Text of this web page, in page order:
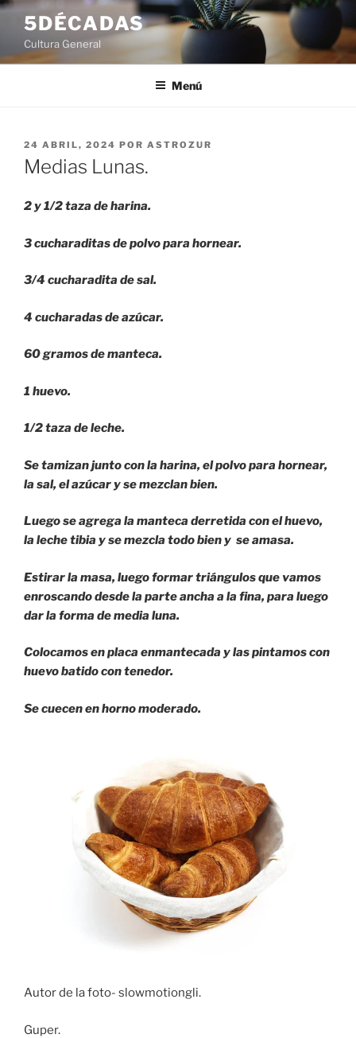
Saltar
contenido
5DÉCADAS
Cultura General
Menú
PUBLICADO
EL
24 ABRIL, 2024 POR ASTROZUR
Medias Lunas.
2 y 1/2 taza de harina.
3 cucharaditas de polvo para hornear.
3/4 cucharadita de sal.
4 cucharadas de azúcar.
60 gramos de manteca.
1 huevo.
1/2 taza de leche.
Se tamizan junto con la harina, el polvo para hornear,
la sal, el azúcar y se mezclan bien.
Luego se agrega la manteca derretida con el huevo,
la leche tibia y se mezcla todo bien y se amasa.
Estirar la masa, luego formar triángulos que vamos
enroscando desde la parte ancha a la fina, para luego
dar la forma de media luna.
Colocamos en placa enmantecada y las pintamos con
huevo batido con tenedor.
Se cuecen en horno moderado.
Autor de la foto- slowmotiongli.
Guper.